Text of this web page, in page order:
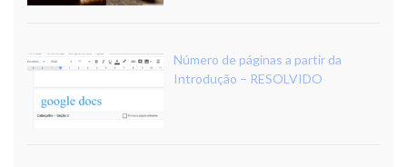
Número de páginas a partir da
Introdução – RESOLVIDO